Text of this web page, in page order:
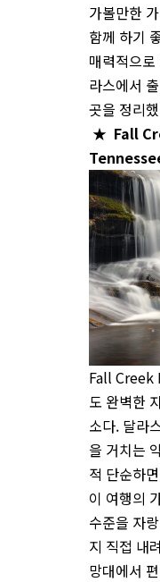
가볼만한
함께 하기
매력적으
라스에서
곳을 정리
★ Fall
Fall Creek
도 완벽한
소다. 달라
을 거치는
적 단순하
이 여행의
수준을 자
지 직접 내
망대에서